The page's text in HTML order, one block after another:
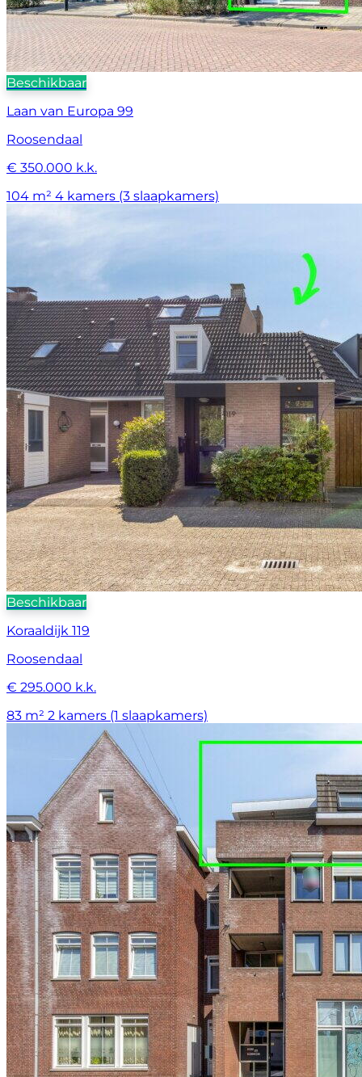
Beschikbaar
Laan van Europa 99
Roosendaal
€ 350.000 k.k.
104 m² 4 kamers (3 slaapkamers)
Beschikbaar
Koraaldijk 119
Roosendaal
€ 295.000 k.k.
83 m² 2 kamers (1 slaapkamers)